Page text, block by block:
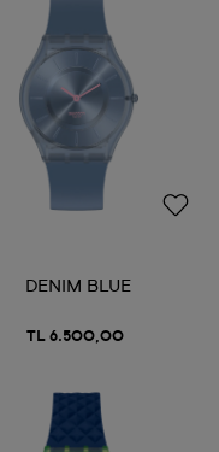
DENIM BLUE
TL 6.500,00